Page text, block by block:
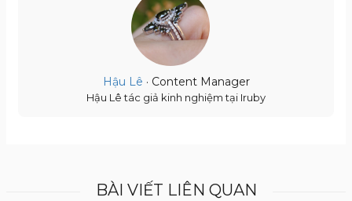
Hậu Lê · Content Manager
Hậu Lê tác giả kinh nghiệm tại Iruby
BÀI VIẾT LIÊN QUAN